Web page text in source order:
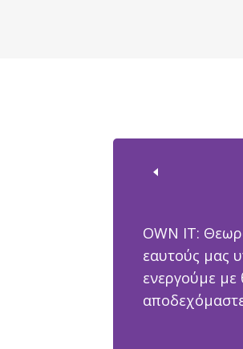
OWN IT:
εαυτούς μας
ενεργούμε με